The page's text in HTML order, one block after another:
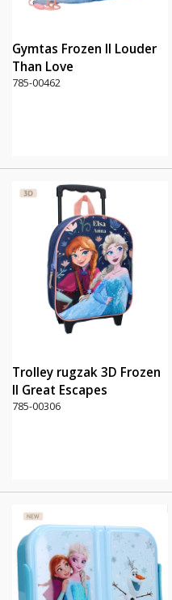
Gymtas Frozen II Louder
Than Love
785-00462
Trolley rugzak 3D Frozen
II Great Escapes
785-00306